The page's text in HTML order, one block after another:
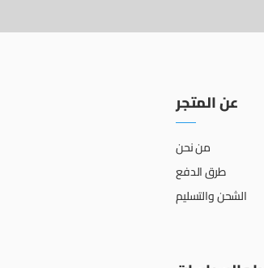
عن المتجر
من نحن
طرق الدفع
الشحن والتسليم